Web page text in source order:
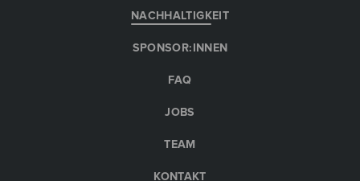
NACHHALTIGKEIT
SPONSOR:INNEN
FAQ
JOBS
TEAM
KONTAKT